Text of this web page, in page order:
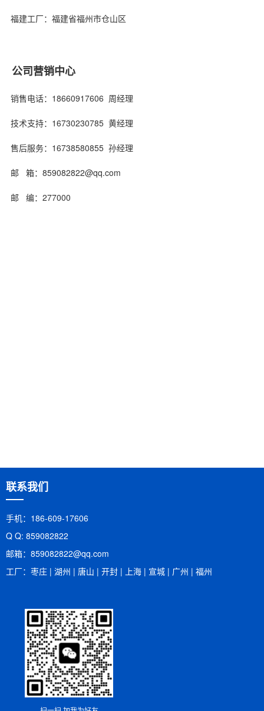
福建工厂：福建省福州市仓山区
公司营销中心
销售电话：18660917606 周经理
技术支持：16730230785 黄经理
售后服务：16738580855 孙经理
邮 箱：859082822@qq.com
邮 编：277000
联系我们
手机：186-609-17606
Q Q: 859082822
邮箱：​859082822@qq.com
工厂：枣庄 | 湖州 | 唐山 | 开封 | 上海 | 宣城 | 广州 | 福州